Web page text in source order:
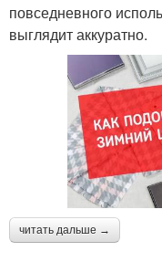
повседневного
выглядит аккуратно.
читать дальше →